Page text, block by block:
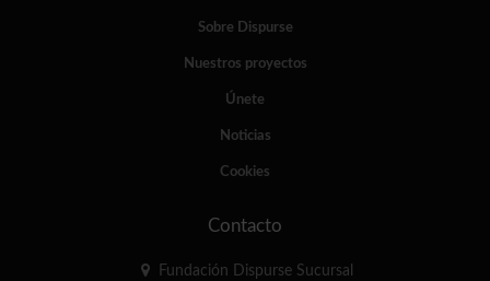
Sobre Dispurse
Nuestros proyectos
Únete
Noticias
Cookies
Contacto
Fundación Dispurse Sucursal